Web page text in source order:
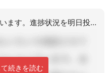
アドバイスありがとうございます。進捗状況を明日投稿しますね。
続きを読む